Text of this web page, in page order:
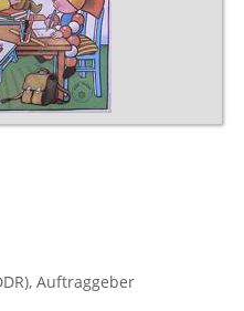
Auftraggeber